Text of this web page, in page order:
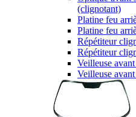
(clignotant)
Platine feu
Platine feu
Répétiteur
Répétiteur
Veilleuse
Veilleuse